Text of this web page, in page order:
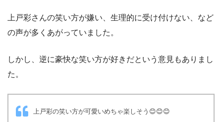
上戸彩さんの笑い方が嫌い、生理的に受け付けない、など
の声が多くあがっていました。
しかし、逆に豪快な笑い方が好きだという意見もありまし
た。
上戸彩の笑い方が可愛いめちゃ楽しそう😊😊😊